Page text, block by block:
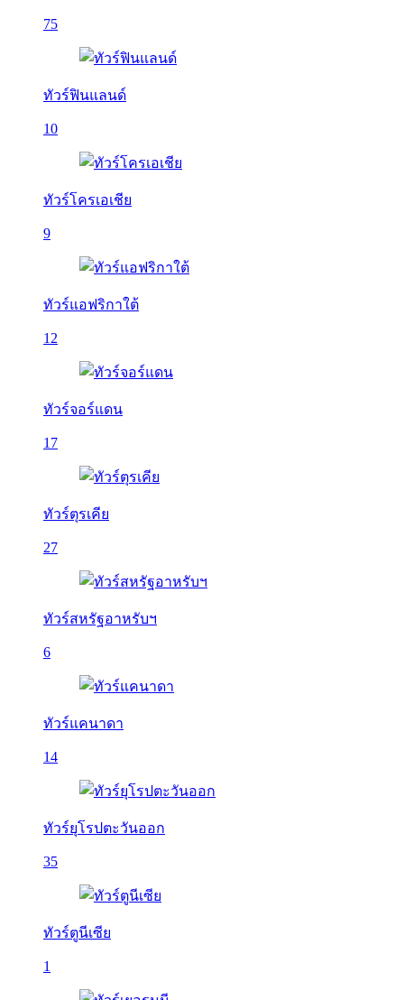
75
ทัวร์ฟินแลนด์
10
ทัวร์โครเอเชีย
9
ทัวร์แอฟริกาใต้
12
ทัวร์จอร์แดน
17
ทัวร์ตุรเคีย
27
ทัวร์สหรัฐอาหรับฯ
6
ทัวร์แคนาดา
14
ทัวร์ยุโรปตะวันออก
35
ทัวร์ตูนีเซีย
1